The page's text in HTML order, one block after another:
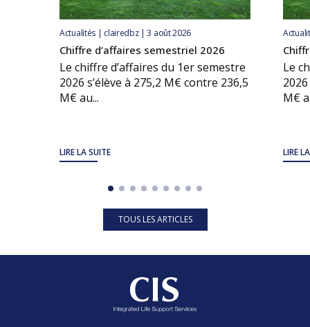
Actualités | clairedbz | 3 août 2026
Chiffre d’affaires semestriel 2026
Le chiffre d’affaires du 1er semestre
2026 s’élève à 275,2 M€ contre 236,5
M€ au...
LIRE LA SUITE
Le
M€
LIRE
TOUS LES ARTICLES